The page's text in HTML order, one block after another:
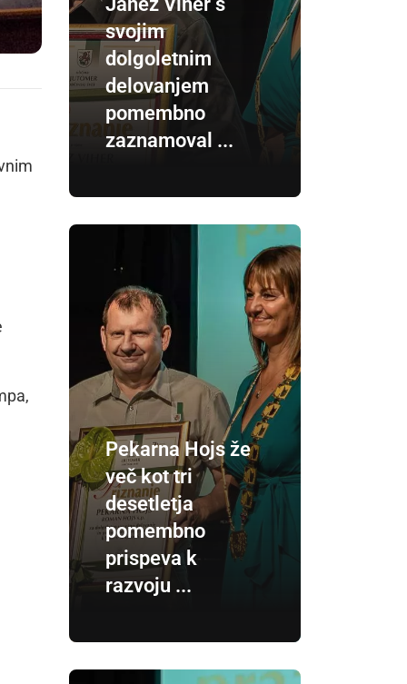
svojim
dolgoletnim
delovanjem
pomembno
zaznamoval ...
Pekarna Hojs že
več kot tri
desetletja
pomembno
prispeva k
razvoju ...